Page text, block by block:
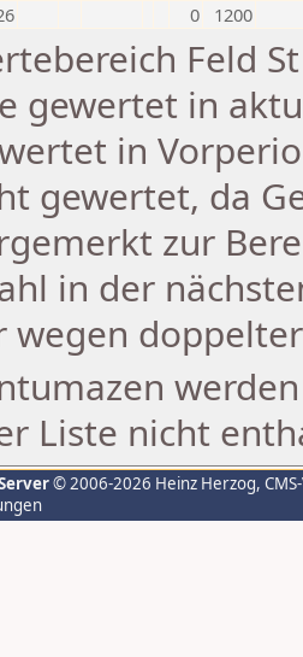
0 1200
Feld
gewertet in
in
gewertet, da
zur
in der
wegen
Liste nicht
© 2006-2026 Heinz Herzog,